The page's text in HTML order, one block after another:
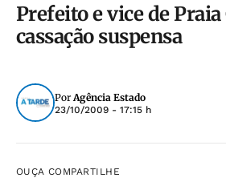
Prefeito e vice de
cassação suspensa
PorAgência Estado
23/10/2009 - 17:15 h
OUÇA COMPARTILHE